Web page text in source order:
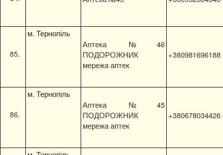
м. Тернопіль
Аптека №46
ПОДОРОЖНИК
мережа аптек
+380981696188
м. Тернопіль
Аптека №45
ПОДОРОЖНИК
мережа аптек
+380678034426